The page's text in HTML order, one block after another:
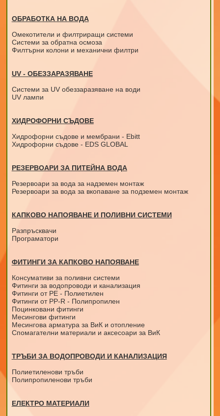
ОБРАБОТКА НА ВОДА
Омекотители и филтриращи системи
Системи за обратна осмоза
Филтърни колони и механични филтри
UV - ОБЕЗЗАРАЗЯВАНЕ
Системи за UV обеззаразяване на води
UV лампи
ХИДРОФОРНИ СЪДОВЕ
Хидрофорни съдове и мембрани - Ebitt
Хидрофорни съдове - EDS GLOBAL
РЕЗЕРВОАРИ ЗА ПИТЕЙНА ВОДА
Резервоари за вода за надземен монтаж
Резервоари за вода за вкопаване за подземен монтаж
КАПКОВО НАПОЯВАНЕ И ПОЛИВНИ СИСТЕМИ
Разпръсквачи
Програматори
ФИТИНГИ ЗА КАПКОВО НАПОЯВАНЕ
Консумативи за поливни системи
Фитинги за водопроводи и канализация
Фитинги от PE - Полиетилен
Фитинги от PP-R - Полипропилен
Поцинковани фитинги
Месингови фитинги
Месингова арматура за ВиК и отопление
Спомагателни материали и аксесоари за ВиК
ТРЪБИ ЗА ВОДОПРОВОДИ И КАНАЛИЗАЦИЯ
Полиетиленови тръби
Полипропиленови тръби
ЕЛЕКТРО МАТЕРИАЛИ